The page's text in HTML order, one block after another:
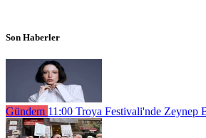
Son Haberler
Gündem 11:00 Troya Festivali'nde Zeynep